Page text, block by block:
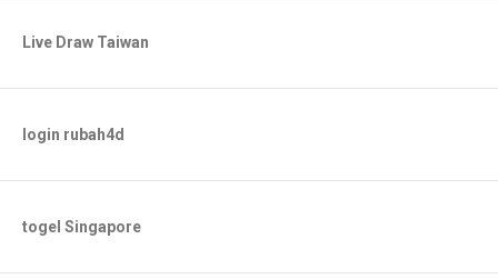
Live Draw Taiwan
login rubah4d
togel Singapore